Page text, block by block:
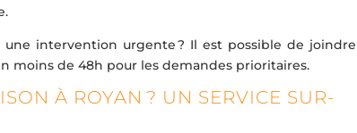
intervention urgente ? Il est possible de joindre
moins de 48h pour les demandes prioritaires.
À ROYAN ? UN SERVICE SUR-